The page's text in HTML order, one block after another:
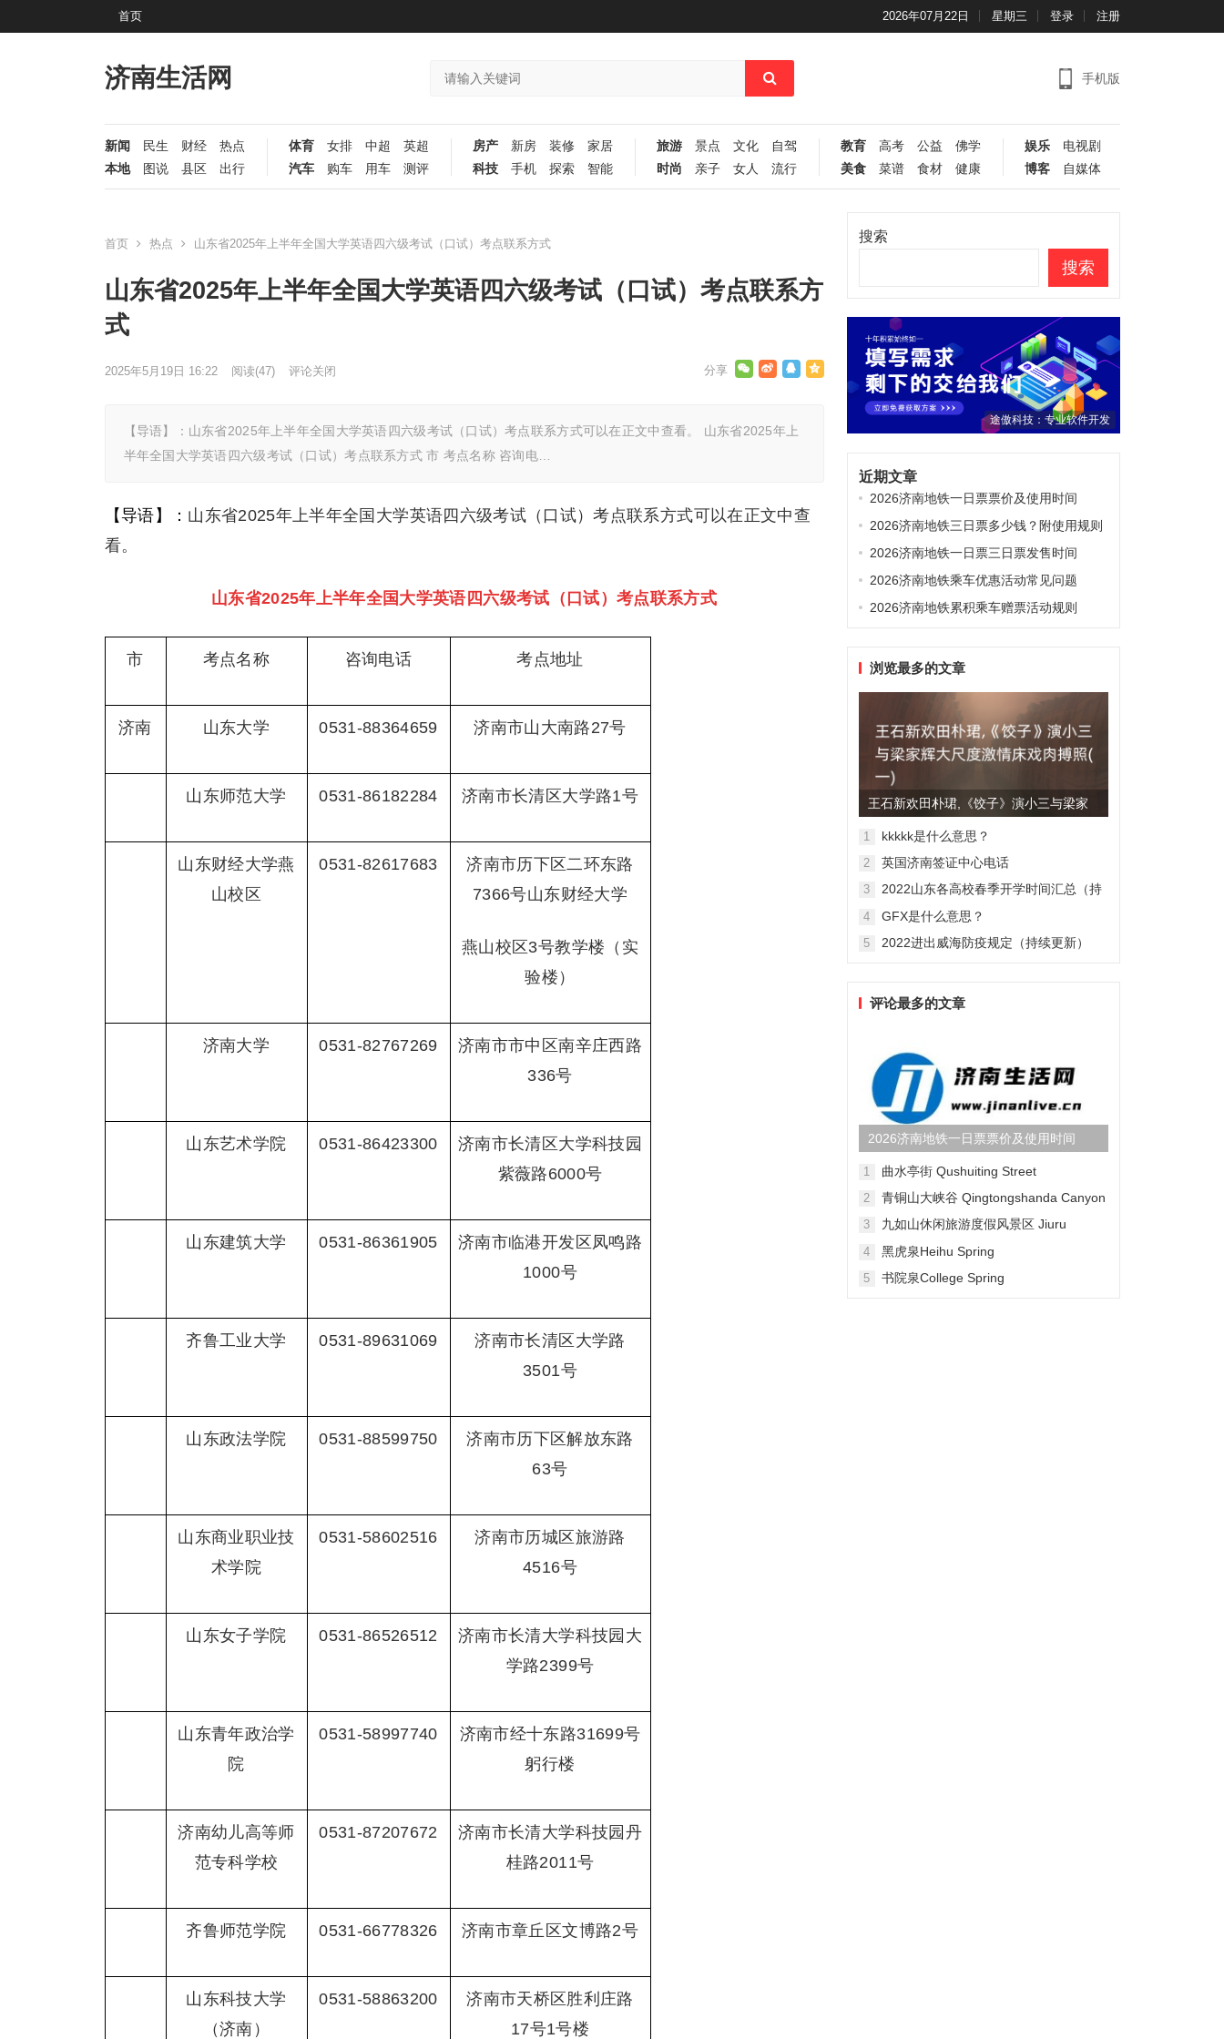
首页 2026年07月22日 星期三 登录 注册
济南生活网 手机版
新闻 民生 财经
热点
本地
图说 县区 出行
体育 女排 中超
英超
汽车
购车 用车 测评
房产 新房 装修
家居
科技
手机 探索 智能
旅游 景点 文化
自驾
时尚
亲子 女人 流行
教育 高考 公益
佛学
美食
菜谱 食材 健康
娱乐
电视剧
博客
自媒体
首页 热点 山东省2025年上半年全国大学英语四六级考试（口试）考点联系方式
山东省2025年上半年全国大学英语四六级考试（口试）考点联系方
式
2025年5月19日 16:22 阅读(47) 评论关闭
【导语】：山东省2025年上半年全国大学英语四六级考试（口试）考点联系方式可以在正文中查看。 山东省2025年上
半年全国大学英语四六级考试（口试）考点联系方式 市 考点名称 咨询电…
【导语】： 山东省2025年上半年全国大学英语四六级考试（口试）考点联系方式可以在正文中查
看。
山东省2025年上半年全国大学英语四六级考试（口试）考点联系方式
市 考点名称 咨询电话 考点地址
济南 山东大学 0531-88364659 济南市山大南路27号
山东师范大学 0531-86182284 济南市长清区大学路1号
山东财经大学燕
山校区
0531-82617683
济南市历下区二环东路
7366号山东财经大学
燕山校区3号教学楼（实
验楼）
济南大学 0531-82767269
济南市市中区南辛庄西路
336号
山东艺术学院 0531-86423300
济南市长清区大学科技园
紫薇路6000号
山东建筑大学 0531-86361905
济南市临港开发区凤鸣路
1000号
齐鲁工业大学 0531-89631069
济南市长清区大学路
3501号
山东政法学院 0531-88599750
济南市历下区解放东路
63号
山东商业职业技
术学院
0531-58602516
济南市历城区旅游路
4516号
山东女子学院 0531-86526512
济南市长清大学科技园大
学路2399号
山东青年政治学
院
0531-58997740
济南市经十东路31699号
躬行楼
济南幼儿高等师
范专科学校
0531-87207672
济南市长清大学科技园丹
桂路2011号
齐鲁师范学院 0531-66778326 济南市章丘区文博路2号
山东科技大学
（济南）
0531-58863200
济南市天桥区胜利庄路
17号1号楼
搜索
搜索
途傲科技：专业软件开发
近期文章
2026济南地铁一日票票价及使用时间
2026济南地铁三日票多少钱？附使用规则
2026济南地铁一日票三日票发售时间
2026济南地铁乘车优惠活动常见问题
2026济南地铁累积乘车赠票活动规则
浏览最多的文章
王石新欢田朴珺,《饺子》演小三与梁家
辉大尺度激情床戏肉搏照(...
1 kkkkk是什么意思？
2 英国济南签证中心电话
3
2022山东各高校春季开学时间汇总（持
4 GFX是什么意思？
5 2022进出威海防疫规定（持续更新）
评论最多的文章
2026济南地铁一日票票价及使用时间
1 曲水亭街 Qushuiting Street
2 青铜山大峡谷 Qingtongshanda Canyon
3
九如山休闲旅游度假风景区 Jiuru
4 黑虎泉Heihu Spring
5 书院泉College Spring